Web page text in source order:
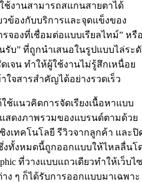
ช้งานสามารถสแกนสายตาได้
วข้องกับบริการและจุดแข็งของ
จองที่เชื่อมต่อแบบเรียลไทม์” หรื
บ” ที่ถูกนำเสนอในรูปแบบไล่ระ
จน ทำให้ผู้ใช้งานไม่รู้สึกเหนื่อย
ใจสารสำคัญได้อย่างรวดเร็ว
ช้แนวคิดการจัดเรียงเนื้อหาแบบ
แสดงภาพรวมของแบรนด์ตามด้วย
งเทคโนโลยี รีวิวจากลูกค้า และปิ
งทั้งหมดนี้ถูกออกแบบให้ไหลลื่นโ
ที่วางแบบแถวเดียวทำให้เว็บไ
ๆ ก็ได้รับการออกแบบมาเฉพาะ